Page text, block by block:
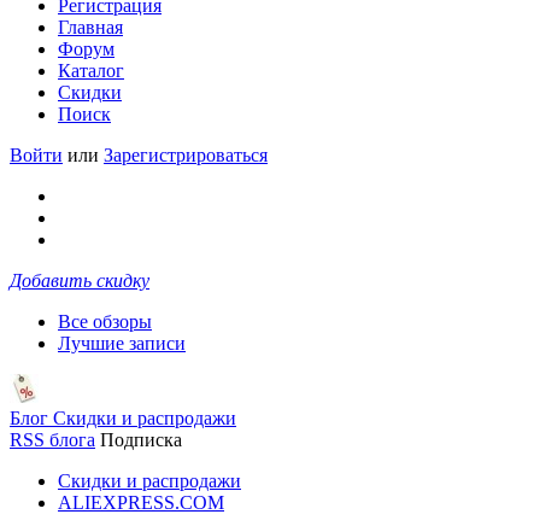
Регистрация
Главная
Форум
Каталог
Скидки
Поиск
Войти или Зарегистрироваться
Добавить скидку
Все обзоры
Лучшие записи
Блог Скидки и распродажи
RSS блога Подписка
Скидки и распродажи
ALIEXPRESS.COM